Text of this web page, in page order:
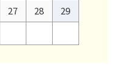
27 28
29